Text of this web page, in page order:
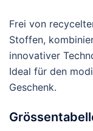
Frei von
Stoffen,
innovativer
Ideal für den
Geschenk.